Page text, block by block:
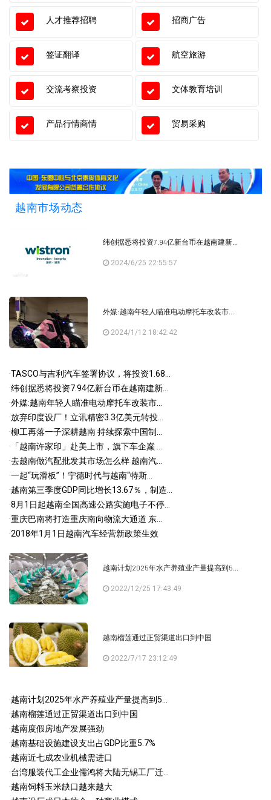
人才推荐招聘 招商广告
签证翻译 航空旅游
交流考察投资 文体教育培训
产品行情商情 贸易采购
越南市场动态
纬创据悉将投资7.94亿新台币在越南建新...
2024/6/25 22:55:57
外媒:越南年轻人瞄准电动摩托车改装市...
2024/1/12 18:42:42
·TASCO与吉利汽车签署协议，将投资1.68...
·纬创据悉将投资7.94亿新台币在越南建新...
·外媒:越南年轻人瞄准电动摩托车改装市...
·放弃印度设厂！立讯精密3.3亿美元转投...
·柳工再落一子深耕越南 持续探索中国制...
· 「越南许家印」赴美上市，旗下车企巅 ...
·去越南做汽配批发其市场怎么样 越南汽...
·一起“玩滑板”！宁德时代与越南“特斯...
·越南第三季度GDP同比增长13.67％，制造...
·8月1日起越南全国高速公路实施电子不停...
·重庆巴南将打造重庆南向物流大通道 东...
·2018年1月1日越南汽车经营新政策生效
越南计划2025年水产养殖业产量提高到5...
2022/12/25 17:43:49
越南榴莲通过正贸渠道出口到中国
2022/7/17 23:12:49
·越南计划2025年水产养殖业产量提高到5...
·越南榴莲通过正贸渠道出口到中国
·越南度假房地产发展强劲
·越南基础设施建设支出占GDP比重5.7%
·越南近七成农业机械需进口
·台湾服装代工企业儒鸿将大陆无锡工厂迁...
·越南饲料玉米缺口越来越大